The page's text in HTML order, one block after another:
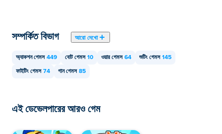
সম্পর্কিত বিভাগ আরো দেখো
অ্যাকশন গেমস 449 বোট গেমস 10 ওয়ার গেমস 64 শুটিং গেমস 145
ফাইটিং গেমস 74 গান গেমস 85
এই ডেভেলপারের আরও গেম